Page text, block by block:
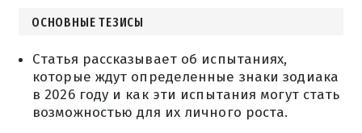
ОСНОВНЫЕ ТЕЗИСЫ
Статья рассказывает об испытаниях,
которые ждут определенные знаки зодиака
в 2026 году и как эти испытания могут стать
возможностью для их личного роста.